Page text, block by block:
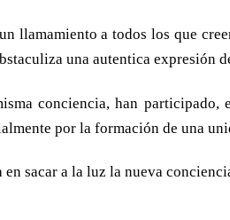
llamamiento a todos los que
una autentica expresión
conciencia, han
por la formación de una
sacar a la luz la nueva